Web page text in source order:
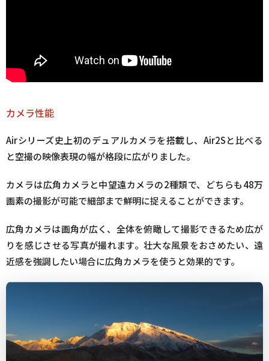
カメラ性能
Airシリーズ史上初のデュアルカメラを搭載し、Air2Sと比べる
と空撮の映像表現の幅が格段に広がりました。
カメラは広角カメラと中望遠カメラの2種類で、どちらも48万
画素の撮影が可能で細部まで鮮明に捉えることができます。
広角カメラは画角が広く、全体を俯瞰して撮影できるため広が
りを感じさせる写真が撮れます。壮大な風景をおさめたい、遠
近感を強調したい場合に広角カメラを使うと効果的です。